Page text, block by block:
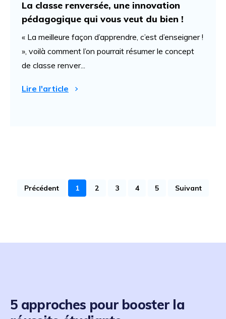
La classe renversée, une innovation
pédagogique qui vous veut du bien !
« La meilleure façon d’apprendre, c’est d’enseigner !
», voilà comment l’on pourrait résumer le concept
de classe renver...
Lire l'article
Précédent 1 2 3 4 5 Suivant
5 approches pour booster la